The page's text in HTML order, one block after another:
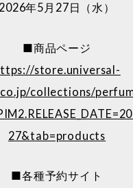
2026年5月27日（水）
■商品ページ
store.universal-
collections/
27&tab=products
■各種予約サイト